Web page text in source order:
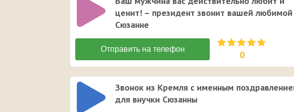
ценит! – президент звонит вашей любимой
Сюзанне
0
Звонок из Кремля с именным
для внучки Сюзанны